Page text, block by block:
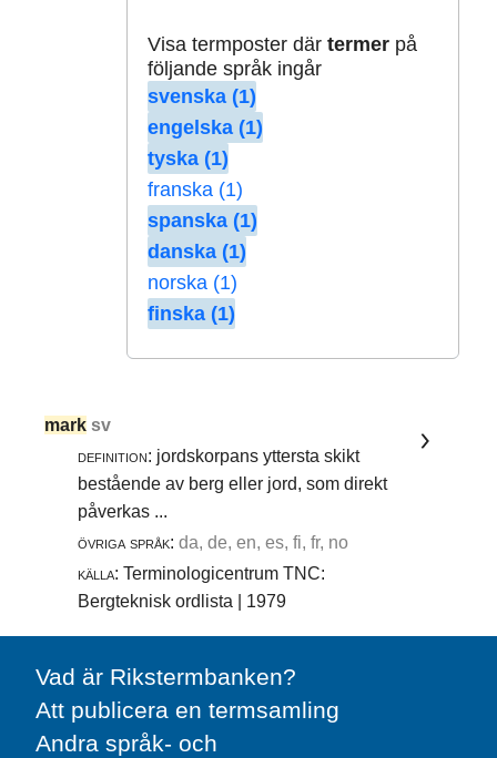
Visa termposter där termerpå
följande språk ingår
svenska (1)
engelska (1)
tyska (1)
franska (1)
spanska (1)
danska (1)
norska (1)
finska (1)
mark sv
definition: jordskorpans yttersta skikt
bestående av berg eller jord, som direkt
påverkas ...
övriga språk: da, de, en, es, fi, fr, no
källa: Terminologicentrum TNC:
Bergteknisk ordlista | 1979
Vad är Rikstermbanken?
Att publicera en termsamling
Andra språk- och